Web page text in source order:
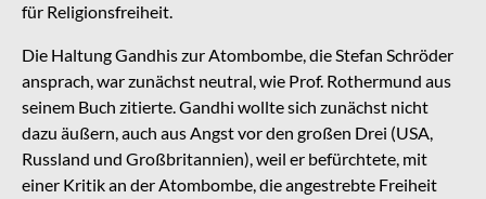
für Religionsfreiheit.
Die Haltung Gandhis zur Atombombe, die Stefan Schröder
ansprach, war zunächst neutral, wie Prof. Rothermund aus
seinem Buch zitierte. Gandhi wollte sich zunächst nicht
dazu äußern, auch aus Angst vor den großen Drei (USA,
Russland und Großbritannien), weil er befürchtete, mit
einer Kritik an der Atombombe, die angestrebte Freiheit